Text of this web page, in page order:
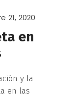
21, 2020
en
y la
en las